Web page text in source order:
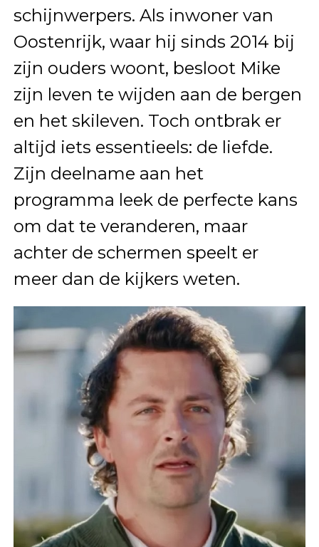
schijnwerpers. Als inwoner van
Oostenrijk, waar hij sinds 2014 bij
zijn ouders woont, besloot Mike
zijn leven te wijden aan de bergen
en het skileven. Toch ontbrak er
altijd iets essentieels: de liefde.
Zijn deelname aan het
programma leek de perfecte kans
om dat te veranderen, maar
achter de schermen speelt er
meer dan de kijkers weten.